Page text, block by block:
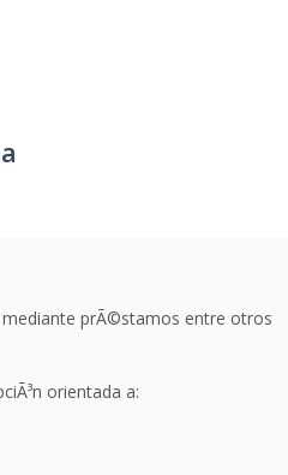
prÃ©stamos entre otros
orientada a: